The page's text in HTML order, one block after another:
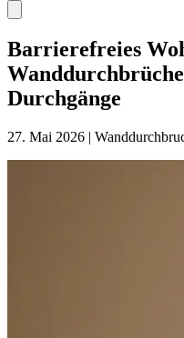
Barrierefreies
Durchgänge
27. Mai 2026 |